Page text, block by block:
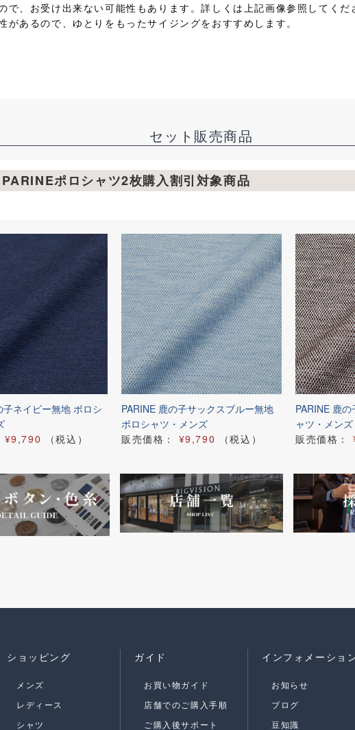
で、お受け出来ない可能性もあります。詳しくは上記画像参照してくだ
あるので、ゆとりをもったサイジングをおすすめします。
セット販売商品
ポロシャツ2枚購入割引対象商品
子ネイビー無地 ポロシ
¥9,790 （税込）
PARINE 鹿の子サックスブルー無地
ポロシャツ・メンズ
販売価格： ¥9,790 （税込）
PARINE 鹿
ャツ・メンズ
販売価格：
ショッピング
メンズ
レディース
シャツ
ガイド
お買い物ガイド
店舗でのご購入手順
ご購入後サポート
インフォメーショ
お知らせ
ブログ
豆知識